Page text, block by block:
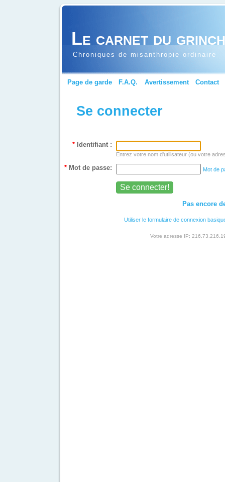
Le carnet du
Chroniques de misanthropie ordinaire
Page de garde F.A.Q. Avertissement Contact
Se connecter
* Identifiant :
Entrez votre nom d'utilisateur (ou votre
* Mot de passe: Mot de
Pas encore
Utiliser le formulaire de connexion
Votre adresse IP: